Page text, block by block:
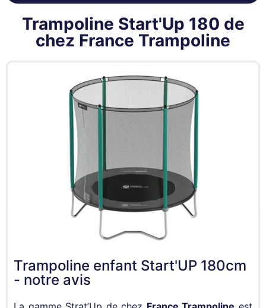
Trampoline Start'Up 180 de
chez France Trampoline
Trampoline enfant Start'UP 180cm
- notre avis